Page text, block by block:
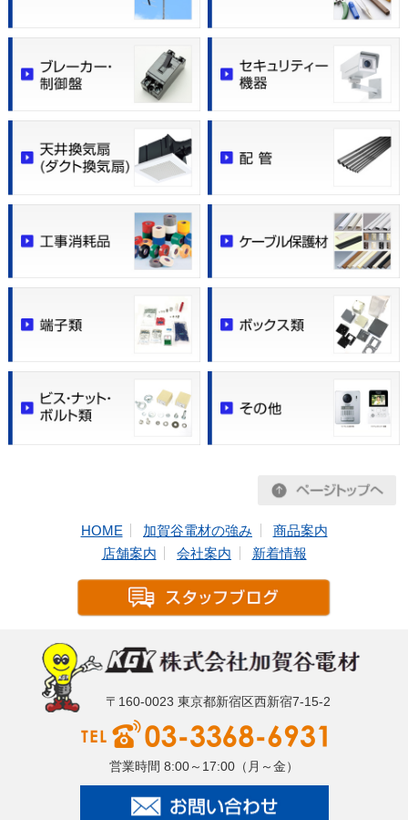
HOME 加賀谷電材の強み
商品案内
店舗案内
会社案内 新着情報
〒160-0023 東京都新宿区西新宿7-15-2
営業時間 8:00～17:00（月～金）